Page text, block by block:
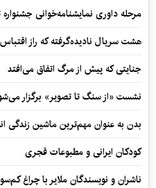
مرحله داوری نمایشنامه‌خوانی
هشت سریال نادیده‌گرفته که راز
جنایتی که پیش از مرگ اتفاق می‌افتد
نشست «از سنگ تا تصویر» برگزار
بدن به عنوان مهم‌ترین ماشین زندگی
کودکان ایرانی و مطبوعات قجری
ناشران و نویسندگان ملایر با چراغ